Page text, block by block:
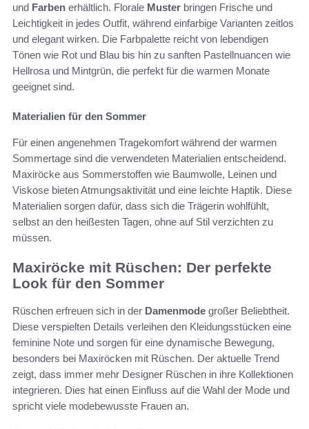
und Farben erhältlich. Florale Muster bringen Frische und
Leichtigkeit in jedes Outfit, während einfarbige Varianten zeitlos
und elegant wirken. Die Farbpalette reicht von lebendigen
Tönen wie Rot und Blau bis hin zu sanften Pastellnuancen wie
Hellrosa und Mintgrün, die perfekt für die warmen Monate
geeignet sind.
Materialien für den Sommer
Für einen angenehmen Tragekomfort während der warmen
Sommertage sind die verwendeten Materialien entscheidend.
Maxiröcke aus Sommerstoffen wie Baumwolle, Leinen und
Viskose bieten Atmungsaktivität und eine leichte Haptik. Diese
Materialien sorgen dafür, dass sich die Trägerin wohlfühlt,
selbst an den heißesten Tagen, ohne auf Stil verzichten zu
müssen.
Maxiröcke mit Rüschen: Der perfekte
Look für den Sommer
Rüschen erfreuen sich in der Damenmode großer Beliebtheit.
Diese verspielten Details verleihen den Kleidungsstücken eine
feminine Note und sorgen für eine dynamische Bewegung,
besonders bei Maxiröcken mit Rüschen. Der aktuelle Trend
zeigt, dass immer mehr Designer Rüschen in ihre Kollektionen
integrieren. Dies hat einen Einfluss auf die Wahl der Mode und
spricht viele modebewusste Frauen an.